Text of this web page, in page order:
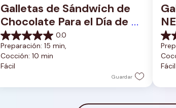
Galletas de Sándwich de
Chocolate Para el Día de
San Valentín
0.0
0.0
de
5
estrellas.
Preparación: 15 min,
Cocción: 10 min
Fácil
Guardar
0.0
de
5
Fácil